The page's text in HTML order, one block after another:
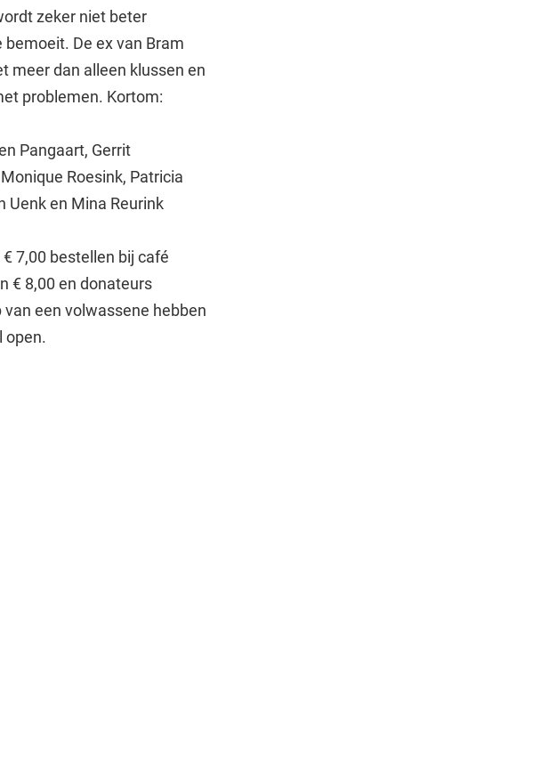
zeker niet beter
De ex van Bram
meer dan alleen klussen en
problemen. Kortom:
Pangaart, Gerrit
Roesink, Patricia
Uenk en Mina Reurink
7,00 bestellen bij café
€ 8,00 en donateurs
een volwassene hebben
open.